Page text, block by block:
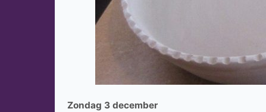
Zondag 3 december